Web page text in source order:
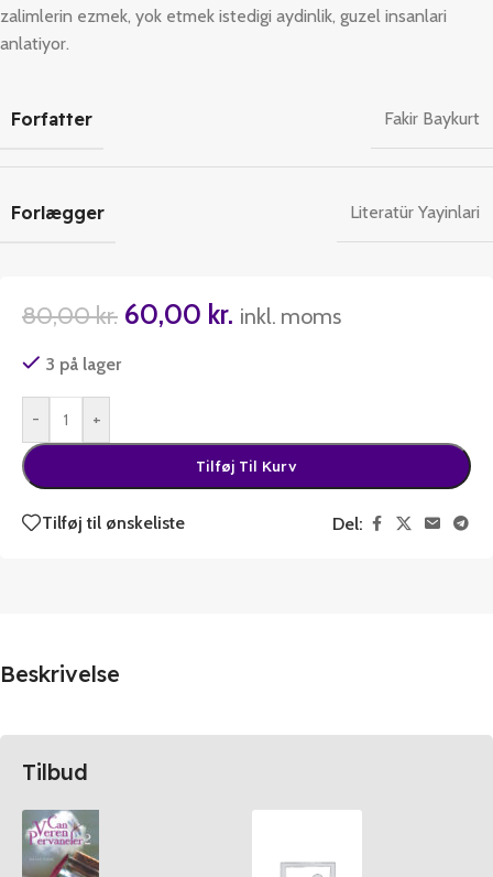
zalimlerin ezmek, yok etmek istedigi aydinlik, guzel insanlari
anlatiyor.
Forfatter Fakir Baykurt
Forlægger Literatür Yayinlari
80,00kr. 60,00 kr. inkl. moms
3 på lager
- +
Tilføj Til Kurv
Tilføj til ønskeliste Del:
Beskrivelse
Tilbud